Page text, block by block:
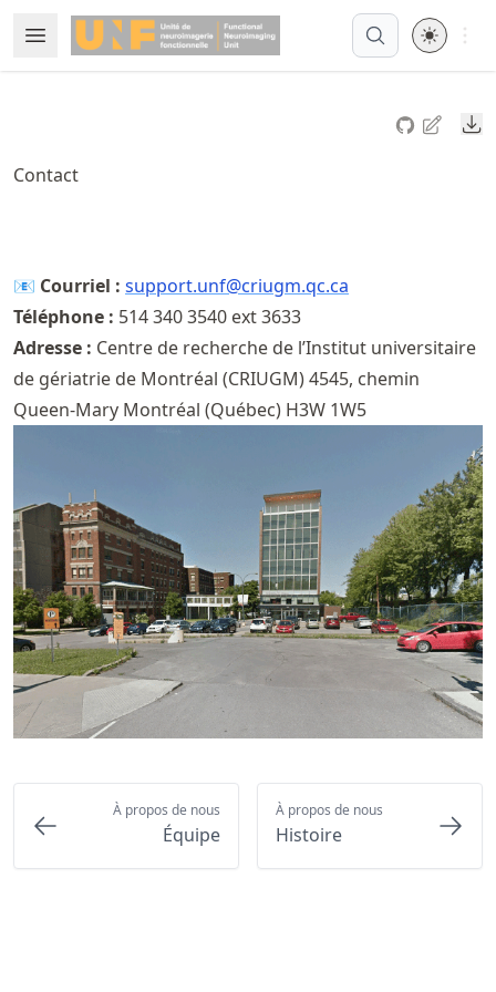
to
article
to
Open Menu
Made with MyST
Open
Contact
📧 Courriel : support.unf@criugm.qc.ca
Téléphone : 514 340 3540 ext 3633
Adresse : Centre de recherche de l’Institut universitaire
de gériatrie de Montréal (CRIUGM) 4545, chemin
Queen-Mary Montréal (Québec) H3W 1W5
À propos de nous
Équipe
À propos de nous
Histoire